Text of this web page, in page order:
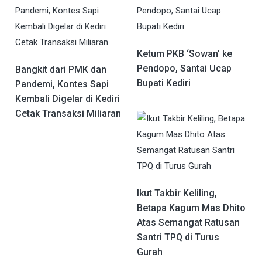
Bangkit dari PMK dan
Pandemi, Kontes Sapi
Kembali Digelar di Kediri
Cetak Transaksi Miliaran
Ketum PKB ‘Sowan’ ke
Pendopo, Santai Ucap
Bupati Kediri
Ikut Takbir Keliling,
Betapa Kagum Mas Dhito
Atas Semangat Ratusan
Santri TPQ di Turus
Gurah